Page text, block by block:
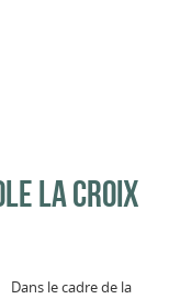
LA CROIX
Dans le cadre de la